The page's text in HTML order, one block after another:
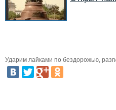
Ударим лайками по бездорожью,